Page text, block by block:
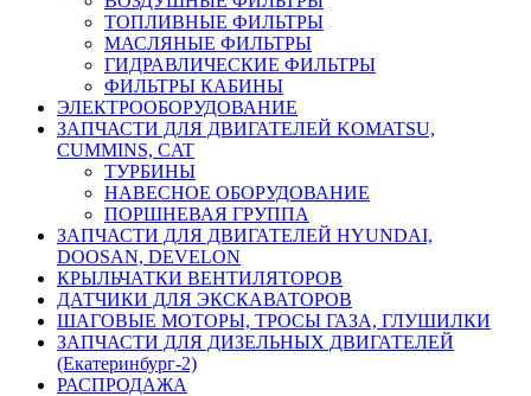
ТОПЛИВНЫЕ ФИЛЬТРЫ
МАСЛЯНЫЕ ФИЛЬТРЫ
ГИДРАВЛИЧЕСКИЕ ФИЛЬТРЫ
ФИЛЬТРЫ КАБИНЫ
ЭЛЕКТРООБОРУДОВАНИЕ
ЗАПЧАСТИ ДЛЯ ДВИГАТЕЛЕЙ KOMATSU,
CUMMINS, CAT
ТУРБИНЫ
НАВЕСНОЕ ОБОРУДОВАНИЕ
ПОРШНЕВАЯ ГРУППА
ЗАПЧАСТИ ДЛЯ ДВИГАТЕЛЕЙ HYUNDAI,
DOOSAN, DEVELON
КРЫЛЬЧАТКИ ВЕНТИЛЯТОРОВ
ДАТЧИКИ ДЛЯ ЭКСКАВАТОРОВ
ШАГОВЫЕ МОТОРЫ, ТРОСЫ ГАЗА, ГЛУШИЛКИ
ЗАПЧАСТИ ДЛЯ ДИЗЕЛЬНЫХ ДВИГАТЕЛЕЙ
(Екатеринбург-2)
РАСПРОДАЖА